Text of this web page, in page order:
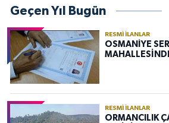
Geçen Yıl Bugün
RESMI İLANLAR
OSMANİYE
RESMI İLANLAR
ORMANCILIK